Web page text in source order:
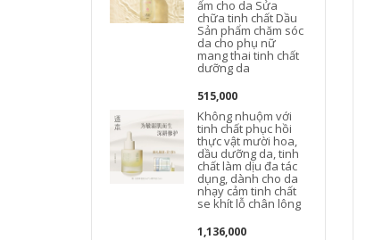
ẩm cho da Sửa
chữa tinh chất Dầu
Sản phẩm chăm sóc
da cho phụ nữ
mang thai tinh chất
dưỡng da
515,000
Không nhuộm với
tinh chất phục hồi
thực vật mười hoa,
dầu dưỡng da, tinh
chất làm dịu đa tác
dụng, dành cho da
nhạy cảm tinh chất
se khít lỗ chân lông
1,136,000